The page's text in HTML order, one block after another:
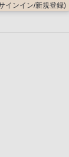
インイン/新規登録)